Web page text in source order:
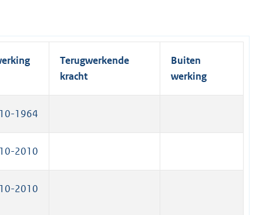
k i
n
k
Terugwerkende
kracht
Buiten
werking
1964
2010
2010